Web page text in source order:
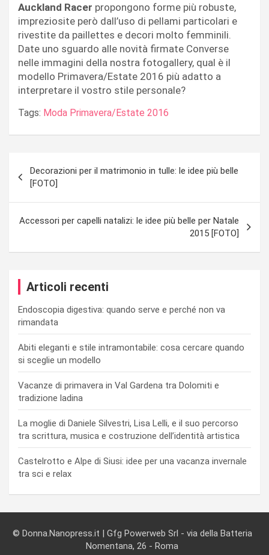
Auckland Racer propongono forme più robuste,
impreziosite però dall’uso di pellami particolari e
rivestite da paillettes e decori molto femminili.
Date uno sguardo alle novità firmate Converse
nelle immagini della nostra fotogallery, qual è il
modello Primavera/Estate 2016 più adatto a
interpretare il vostro stile personale?
Tags: Moda Primavera/Estate 2016
articoli
Decorazioni per il matrimonio in tulle: le idee più belle
[FOTO]
Accessori per capelli natalizi: le idee più belle per Natale
2015 [FOTO]
Articoli recenti
Endoscopia digestiva: quando serve e perché non va
rimandata
Abiti eleganti e stile intramontabile: cosa cercare quando
si sceglie un modello
Vacanze di primavera in Val Gardena tra Dolomiti e
tradizione ladina
La moglie di Daniele Silvestri, Lisa Lelli, e il suo percorso
tra scrittura, musica e costruzione dell’identità artistica
Castelrotto e Alpe di Siusi: idee per una vacanza invernale
tra sci e relax
© Donna.Nanopress.it | Gfg Powerweb Srl - via della Batteria
Nomentana, 26 - Roma